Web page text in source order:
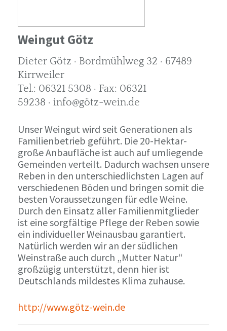
Weingut Götz
Dieter Götz · Bordmühlweg 32 · 67489
Kirrweiler
Tel.: 06321 5308 · Fax: 06321
59238 · info@götz-wein.de
Unser Weingut wird seit Generationen als
Familienbetrieb geführt. Die 20-Hektar-
große Anbaufläche ist auch auf umliegende
Gemeinden verteilt. Dadurch wachsen unsere
Reben in den unterschiedlichsten Lagen auf
verschiedenen Böden und bringen somit die
besten Voraussetzungen für edle Weine.
Durch den Einsatz aller Familienmitglieder
ist eine sorgfältige Pflege der Reben sowie
ein individueller Weinausbau garantiert.
Natürlich werden wir an der südlichen
Weinstraße auch durch „Mutter Natur“
großzügig unterstützt, denn hier ist
Deutschlands mildestes Klima zuhause.
http://www.götz-wein.de